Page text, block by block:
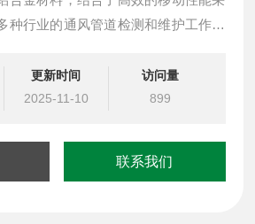
种行业的通风管道检测和维护工作需
更新时间
2025-11-10
访问量
899
联系我们